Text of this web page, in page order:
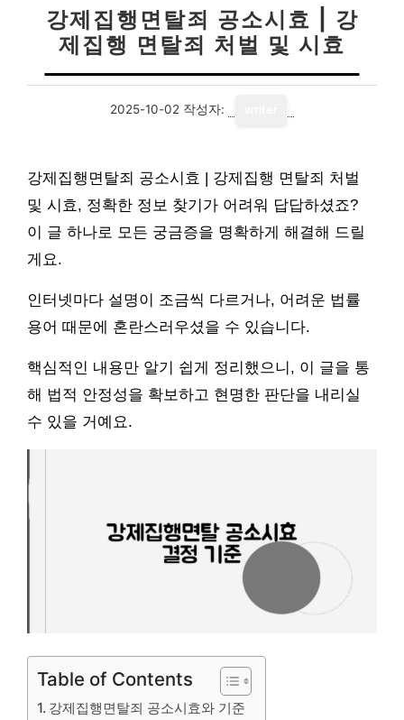
강제집행면탈죄 공소시효 | 강
제집행 면탈죄 처벌 및 시효
2025-10-02 작성자:
강제집행면탈죄 공소시효 | 강제집행 면탈죄 처벌
및 시효, 정확한 정보 찾기가 어려워 답답하셨죠?
이 글 하나로 모든 궁금증을 명확하게 해결해 드릴
게요.
인터넷마다 설명이 조금씩 다르거나, 어려운 법률
용어 때문에 혼란스러우셨을 수 있습니다.
핵심적인 내용만 알기 쉽게 정리했으니, 이 글을 통
해 법적 안정성을 확보하고 현명한 판단을 내리실
수 있을 거예요.
Table of Contents
강제집행면탈죄 공소시효와 기준